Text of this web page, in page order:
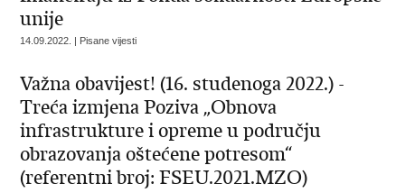
unije
14.09.2022. | Pisane vijesti
Važna obavijest! (16. studenoga 2022.) -
Treća izmjena Poziva „Obnova
infrastrukture i opreme u području
obrazovanja oštećene potresom“
(referentni broj: FSEU.2021.MZO)